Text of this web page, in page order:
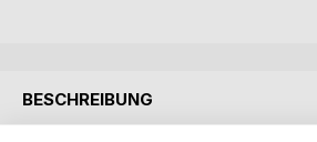
BESCHREIBUNG